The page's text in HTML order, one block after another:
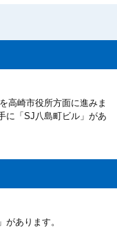
高崎市役所方面に進みま
に「SJ八島町ビル」があ
あります。